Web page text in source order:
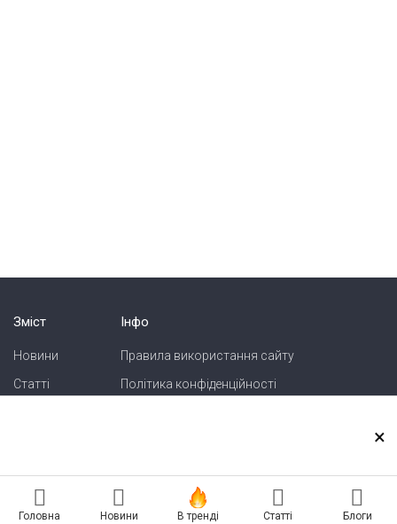
Зміст
Новини
Статті
Інфо
Правила використання сайту
Політика конфіденційності
Реклама на сайті
×
Головна Новини В тренді Статті Блоги